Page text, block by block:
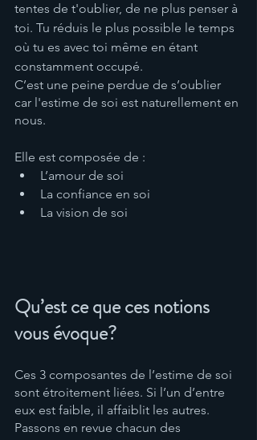
tentes de t'oublier, de ne plus penser à
toi. Tu réduis le plus possible le temps
où tu es avec toi même en étant
constamment occupé.
C’est une peine perdue de s’oublier
car l'estime de soi est naturellement en
nous.
Elle est composée de :
L’amour de soi
La confiance en soi
La vision de soi
Qu’est ce que ces notions
vous évoque?
Ces 3 composantes de l’estime de soi
sont étroitement liées. Si l’un d’entre
eux est faible, il affaiblit les autres.
Passons en revue chacun des